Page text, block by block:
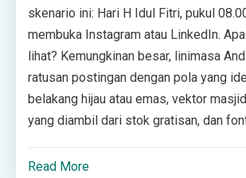
skenario ini: Hari H Idul Fitri, pukul
membuka Instagram atau LinkedIn.
lihat? Kemungkinan besar, linimasa
ratusan postingan dengan pola yang
belakang hijau atau emas, vektor
yang diambil dari stok gratisan, dan
Read More